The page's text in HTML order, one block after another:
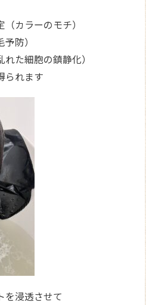
カラーのモチ）
防）
た細胞の鎮静化）
られます
を浸透させて